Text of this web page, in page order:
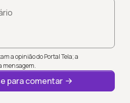
a opinião do Portal Tela; a
mensagem.
para comentar